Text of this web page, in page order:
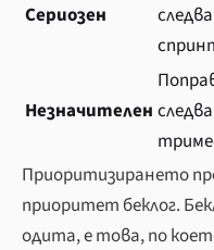
Сериозен
Незначителен
Приоритизирането
приоритет беклог.
одита, е това, по